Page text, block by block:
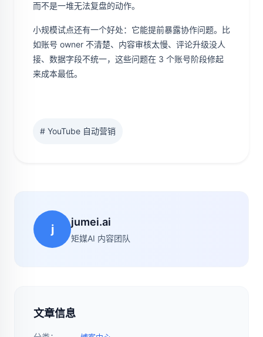
而不是一堆无法复盘的动作。
小规模试点还有一个好处：它能提前暴露协作问题。比
如账号 owner 不清楚、内容审核太慢、评论升级没人
接、数据字段不统一，这些问题在 3 个账号阶段修起
来成本最低。
# YouTube 自动营销
j
jumei.ai
矩媒AI 内容团队
文章信息